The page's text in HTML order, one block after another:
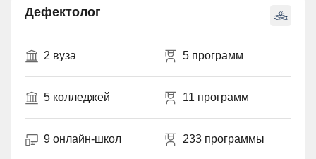
Дефектолог
2 вуза 5 программ
5 колледжей 11 программ
9 онлайн-школ 233 программы